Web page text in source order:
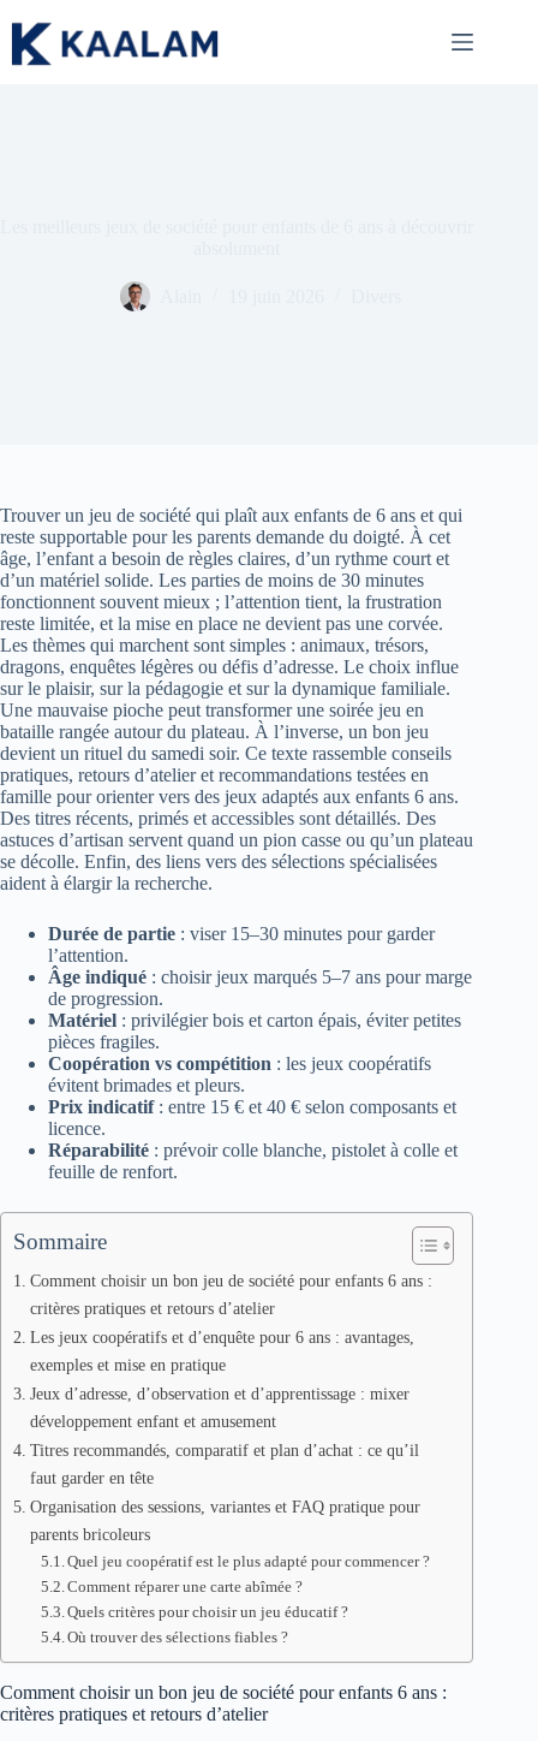
au
contenu
Trouver un jeu de société qui plaît aux enfants de 6 ans et qui
reste supportable pour les parents demande du doigté. À cet
âge, l’enfant a besoin de règles claires, d’un rythme court et
d’un matériel solide. Les parties de moins de 30 minutes
fonctionnent souvent mieux ; l’attention tient, la frustration
reste limitée, et la mise en place ne devient pas une corvée.
Les thèmes qui marchent sont simples : animaux, trésors,
dragons, enquêtes légères ou défis d’adresse. Le choix influe
sur le plaisir, sur la pédagogie et sur la dynamique familiale.
Une mauvaise pioche peut transformer une soirée jeu en
bataille rangée autour du plateau. À l’inverse, un bon jeu
devient un rituel du samedi soir. Ce texte rassemble conseils
pratiques, retours d’atelier et recommandations testées en
famille pour orienter vers des jeux adaptés aux enfants 6 ans.
Des titres récents, primés et accessibles sont détaillés. Des
astuces d’artisan servent quand un pion casse ou qu’un plateau
se décolle. Enfin, des liens vers des sélections spécialisées
aident à élargir la recherche.
Durée de partie : viser 15–30 minutes pour garder
l’attention.
Âge indiqué : choisir jeux marqués 5–7 ans pour marge
de progression.
Matériel : privilégier bois et carton épais, éviter petites
pièces fragiles.
Coopération vs compétition : les jeux coopératifs
évitent brimades et pleurs.
Prix indicatif: entre 15 € et 40 € selon composants et
licence.
Réparabilité : prévoir colle blanche, pistolet à colle et
feuille de renfort.
Sommaire
Comment choisir un bon jeu de société pour enfants 6 ans :
critères pratiques et retours d’atelier
Les jeux coopératifs et d’enquête pour 6 ans : avantages,
exemples et mise en pratique
Jeux d’adresse, d’observation et d’apprentissage : mixer
développement enfant et amusement
Titres recommandés, comparatif et plan d’achat : ce qu’il
faut garder en tête
Organisation des sessions, variantes et FAQ pratique pour
parents bricoleurs
Quel jeu coopératif est le plus adapté pour commencer ?
Comment réparer une carte abîmée ?
Quels critères pour choisir un jeu éducatif ?
Où trouver des sélections fiables ?
Comment choisir un bon jeu de société pour enfants 6 ans :
critères pratiques et retours d’atelier